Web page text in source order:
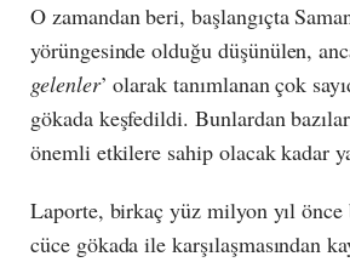
O zamandan beri, başlangıçta
yörüngesinde olduğu düşünülen,
gelenler’ olarak tanımlanan çok
gökada keşfedildi. Bunlardan
önemli etkilere sahip olacak kadar
Laporte, birkaç yüz milyon yıl
cüce gökada ile karşılaşmasından